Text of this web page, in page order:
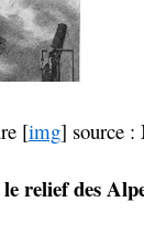
[img] source :
relief des